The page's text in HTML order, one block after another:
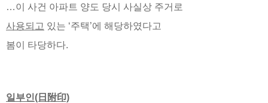
…이 사건 아파트 양도 당시 사실상 주거로
사용되고 있는 ‘주택’에 해당하였다고
봄이 타당하다.
일부인(日附印)